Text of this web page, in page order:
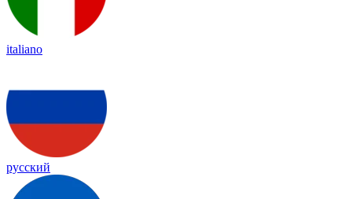
italiano
русский